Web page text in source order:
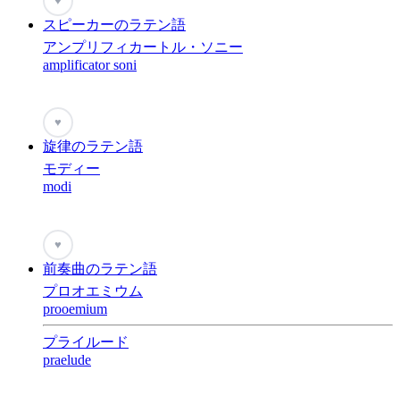
スピーカーのラテン語
アンプリフィカートル・ソニー
amplificator soni
♥
旋律のラテン語
モディー
modi
♥
前奏曲のラテン語
プロオエミウム
prooemium
プライルード
praelude